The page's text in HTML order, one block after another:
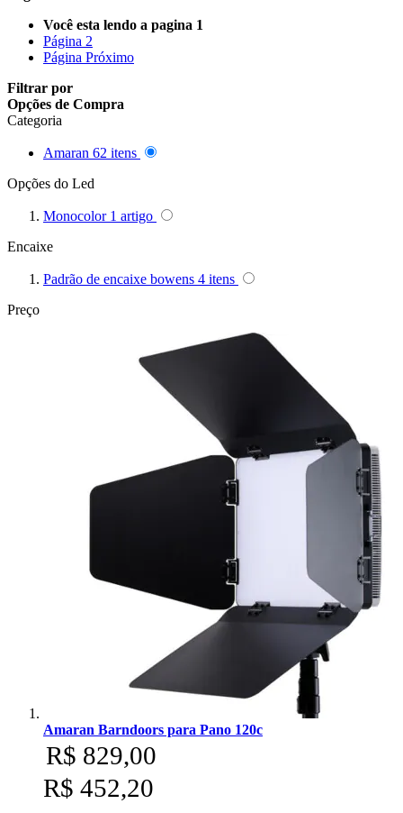
Queenie
Quenox
Ripoint
Sekonic
Selens
Shimbol
Tsunami
Tulipa
Você esta lendo a pagina 1
Página 2
Página Próximo
Filtrar por
Opções de Compra
Categoria
Amaran 62 itens
Opções do Led
Monocolor 1 artigo
Encaixe
Padrão de encaixe bowens 4 itens
Preço
Amaran Barndoors para Pano 120c
R$ 829,00
R$ 452,20